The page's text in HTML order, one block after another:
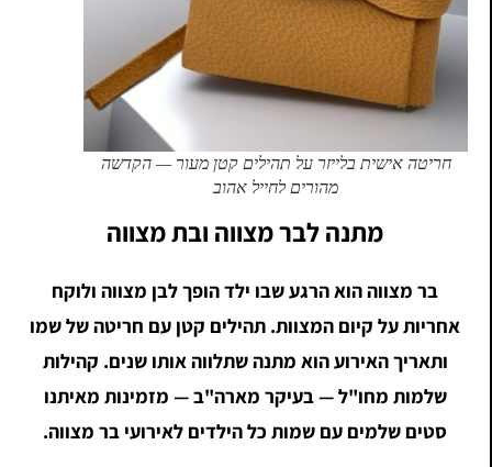
חריטה אישית בלייזר על תהילים קטן מעור — הקדשה
מהורים לחייל אהוב
מתנה לבר מצווה ובת מצווה
בר מצווה הוא הרגע שבו ילד הופך לבן מצווה ולוקח
אחריות על קיום המצוות. תהילים קטן עם חריטה של שמו
ותאריך האירוע הוא מתנה שתלווה אותו שנים. קהילות
שלמות מחו"ל — בעיקר מארה"ב — מזמינות מאיתנו
סטים שלמים עם שמות כל הילדים לאירועי בר מצווה.